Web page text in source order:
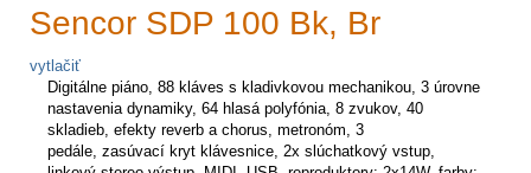
Sencor SDP 100 Bk, Br
vytlačiť
Digitálne piáno, 88 kláves s kladivkovou mechanikou, 3 úrovne
nastavenia dynamiky, 64 hlasá polyfónia, 8 zvukov, 40
skladieb, efekty reverb a chorus, metronóm, 3
pedále, zasúvací kryt klávesnice, 2x slúchatkový vstup,